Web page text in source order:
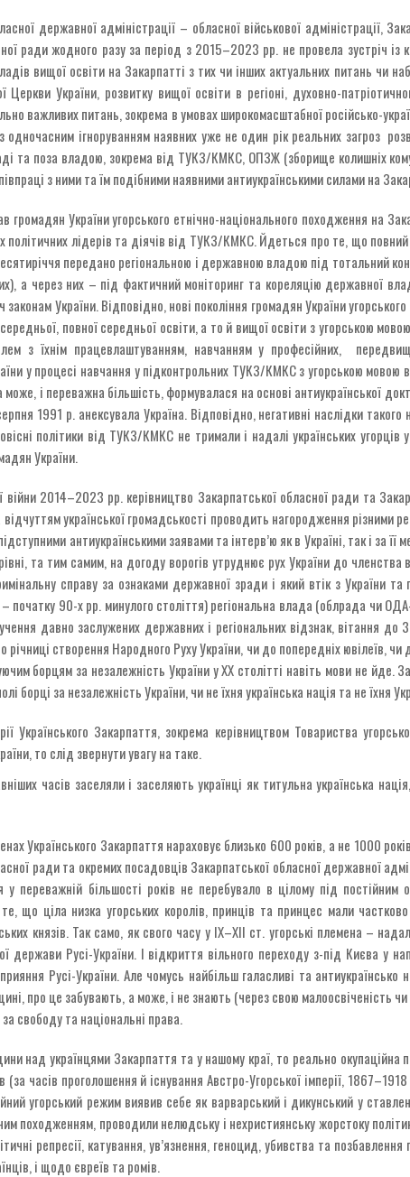
державної адміністрації – обласної військової адміністрації,
ради жодного разу за період з 2015–2023 рр. не провела зустріч із
вищої освіти на Закарпатті з тих чи інших актуальних питань чи
України, розвитку вищої освіти в регіоні, духовно-
важливих питань, зокрема в умовах широкомасштабної російсько-
ігноруванням наявних уже не один рік реальних загроз
та поза владою, зокрема від ТУКЗ/КМКС, ОПЗЖ (зборище колишніх
з ними та їм подібними наявними антиукраїнськими силами на
України угорського етнічно-національного походження на
політичних лідерів та діячів від ТУКЗ/КМКС. Йдеться про те, що
передано регіональною і державною владою під тотальний
а через них – під фактичний моніторинг та кореляцію державної
України. Відповідно, нові покоління громадян України
повної середньої освіти, а то й вищої освіти з угорською
з їхнім працевлаштуванням, навчанням у професійних,
у процесі навчання у підконтрольних ТУКЗ/КМКС з угорською мовою
може, і переважна більшість, формувалася на основі антиукраїнської
1991 р. анексувала Україна. Відповідно, негативні наслідки
політики від ТУКЗ/КМКС не тримали і надалі українських
України.
2014–2023 рр. керівництво Закарпатської обласної ради та
української громадськості проводить нагородження різними
антиукраїнськими заявами та інтерв’ю як в Україні, так і за її
та тим самим, на догоду ворогів утруднює рух України до
справу за ознаками державної зради і який втік з України
початку 90-х рр. минулого століття) регіональна влада (облрада чи
давно заслужених державних і регіональних відзнак, вітання
створення Народного Руху України, чи до попередніх ювілеїв,
борцям за незалежність України у ХХ столітті навіть мови не
борці за незалежність України, чи не їхня українська нація та не їхня
Українського Закарпаття, зокрема керівництвом Товариства
то слід звернути увагу на таке.
часів заселяли і заселяють українці як титульна українська
Українського Закарпаття нараховує близько 600 років, а не 1000
ради та окремих посадовців Закарпатської обласної державної
переважній більшості років не перебувало в цілому під постійним
що ціла низка угорських королів, принців та принцес мали
князів. Так само, як свого часу у ІХ–ХІІ ст. угорські племена –
держави Русі-України. І відкриття вільного переходу з-під Києва у
Русі-України. Але чомусь найбільш галасливі та
про це забувають, а може, і не знають (через свою малоосвіченість
за свободу та національні права.
над українцями Закарпаття та у нашому краї, то реально окупаційна
часів проголошення й існування Австро-Угорської імперії, 1867–1918
угорський режим виявив себе як варварський і дикунський у
походженням, проводили нелюдську і нехристиянську жорстоку
репресії, катування, ув’язнення, геноцид, убивства та
і щодо євреїв та ромів.